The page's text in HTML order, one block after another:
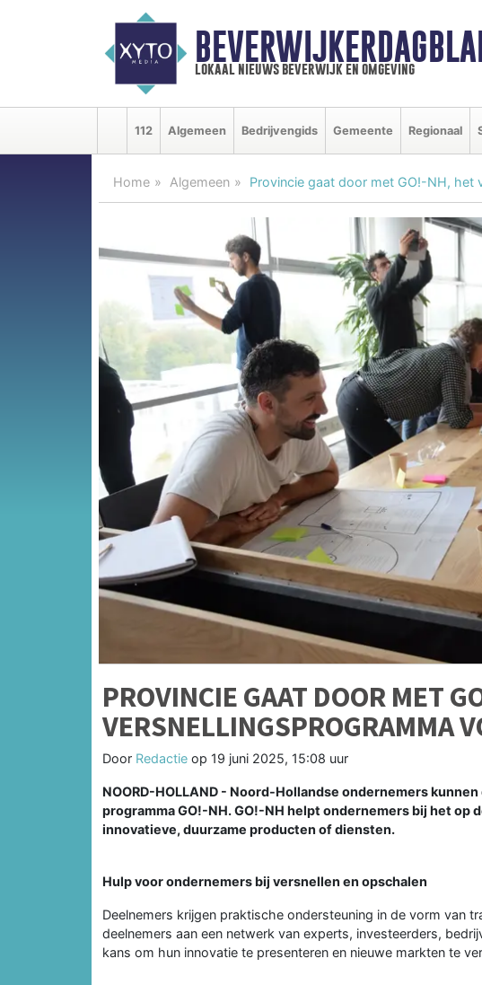
lokaal nieuws beverwijk en omgeving
112 Algemeen Bedrijvengids Gemeente Regionaal
Home Algemeen Provincie gaat door met GO!-NH, het
PROVINCIE GAAT DOOR MET
VERSNELLINGSPROGRAMMA
Door Redactie op 19 juni 2025, 15:08 uur
NOORD-HOLLAND - Noord-Hollandse ondernemers
programma GO!-NH. GO!-NH helpt ondernemers bij het op
innovatieve, duurzame producten of diensten.
Hulp voor ondernemers bij versnellen en opschalen
Deelnemers krijgen praktische ondersteuning in de vorm van
deelnemers aan een netwerk van experts, investeerders,
kans om hun innovatie te presenteren en nieuwe markten te